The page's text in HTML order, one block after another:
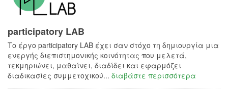
participatory LAB
Το έργο participatory LAB έχει σαν στόχο τη δημιουργία μια
ενεργής διεπιστημονικής κοινότητας που μελετά,
τεκμηριώνει, μαθαίνει, διαδίδει και εφαρμόζει
διαδικασίες συμμετοχικού... διαβάστε περισσότερα